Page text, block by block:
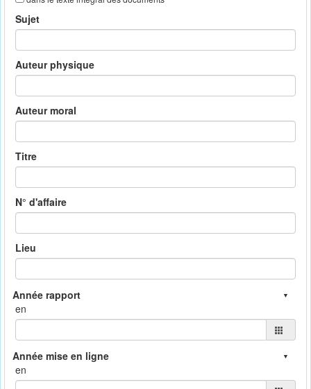
Sujet
Auteur physique
Auteur moral
Titre
N° d'affaire
Lieu
en
en